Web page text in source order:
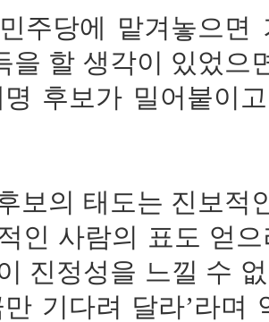
주당에 맡겨놓으면
을 할 생각이 있었으
후보가 밀어붙이
보의 태도는 진보적
인 사람의 표도 얻
진정성을 느낄 수
만 기다려 달라’라